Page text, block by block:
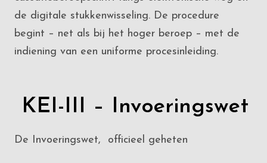
de digitale stukkenwisseling. De procedure
begint – net als bij het hoger beroep – met de
indiening van een uniforme procesinleiding.
KEI-III – Invoeringswet
De Invoeringswet, officieel geheten